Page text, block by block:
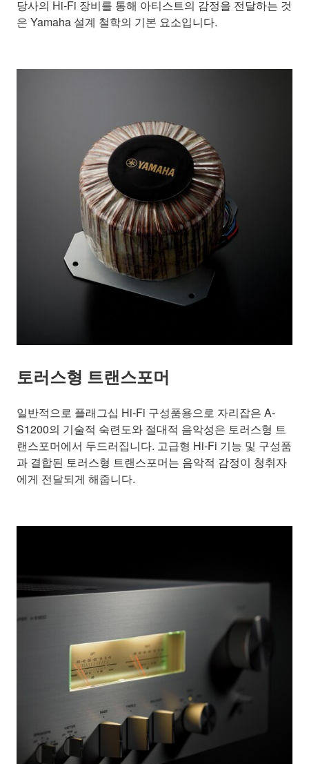
당사의 Hi-Fi 장비를 통해 아티스트의 감정을 전달하는 것
은 Yamaha 설계 철학의 기본 요소입니다.
토러스형 트랜스포머
일반적으로 플래그십 Hi-Fi 구성품용으로 자리잡은 A-
S1200의 기술적 숙련도와 절대적 음악성은 토러스형 트
랜스포머에서 두드러집니다. 고급형 Hi-Fi 기능 및 구성품
과 결합된 토러스형 트랜스포머는 음악적 감정이 청취자
에게 전달되게 해줍니다.